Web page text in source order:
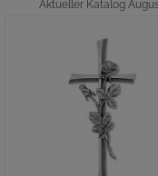
Aktueller Katalog